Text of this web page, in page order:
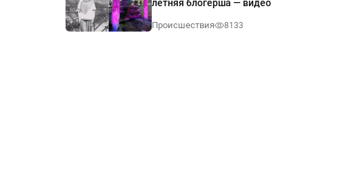
летняя блогерша — видео
Происшествия 8133